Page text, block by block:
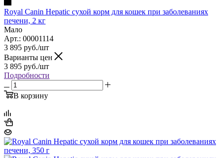
Royal Canin Hepatic сухой корм для кошек при заболеваниях
печени, 2 кг
Мало
Арт.: 00001114
3 895 руб./шт
Варианты цен
3 895 руб./шт
Подробности
В корзину